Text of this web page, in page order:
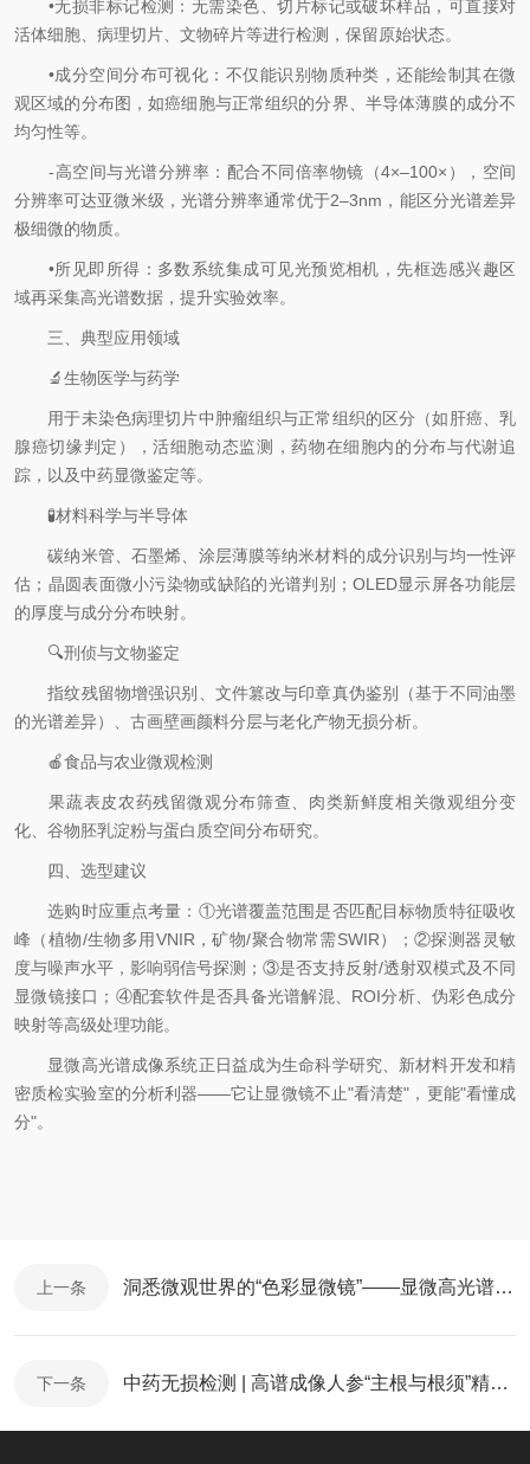
•无损非标记检测：无需染色、切片标记或破坏样品，可直接对
活体细胞、病理切片、文物碎片等进行检测，保留原始状态。
•成分空间分布可视化：不仅能识别物质种类，还能绘制其在微
观区域的分布图，如癌细胞与正常组织的分界、半导体薄膜的成分不
均匀性等。
-高空间与光谱分辨率：配合不同倍率物镜（4×–100×），空间
分辨率可达亚微米级，光谱分辨率通常优于2–3nm，能区分光谱差异
极细微的物质。
•所见即所得：多数系统集成可见光预览相机，先框选感兴趣区
域再采集高光谱数据，提升实验效率。
三、典型应用领域
🔬生物医学与药学
用于未染色病理切片中肿瘤组织与正常组织的区分（如肝癌、乳
腺癌切缘判定），活细胞动态监测，药物在细胞内的分布与代谢追
踪，以及中药显微鉴定等。
🧪材料科学与半导体
碳纳米管、石墨烯、涂层薄膜等纳米材料的成分识别与均一性评
估；晶圆表面微小污染物或缺陷的光谱判别；OLED显示屏各功能层
的厚度与成分分布映射。
🔍刑侦与文物鉴定
指纹残留物增强识别、文件篡改与印章真伪鉴别（基于不同油墨
的光谱差异）、古画壁画颜料分层与老化产物无损分析。
🍎食品与农业微观检测
果蔬表皮农药残留微观分布筛查、肉类新鲜度相关微观组分变
化、谷物胚乳淀粉与蛋白质空间分布研究。
四、选型建议
选购时应重点考量：①光谱覆盖范围是否匹配目标物质特征吸收
峰（植物/生物多用VNIR，矿物/聚合物常需SWIR）；②探测器灵敏
度与噪声水平，影响弱信号探测；③是否支持反射/透射双模式及不同
显微镜接口；④配套软件是否具备光谱解混、ROI分析、伪彩色成分
映射等高级处理功能。
显微高光谱成像系统正日益成为生命科学研究、新材料开发和精
密质检实验室的分析利器——它让显微镜不止"看清楚"，更能"看懂成
分"。
上一条 洞悉微观世界的“色彩显微镜”——显微高光谱成像仪的原理与应用
下一条 中药无损检测 | 高谱成像人参“主根与根须”精准区分测试